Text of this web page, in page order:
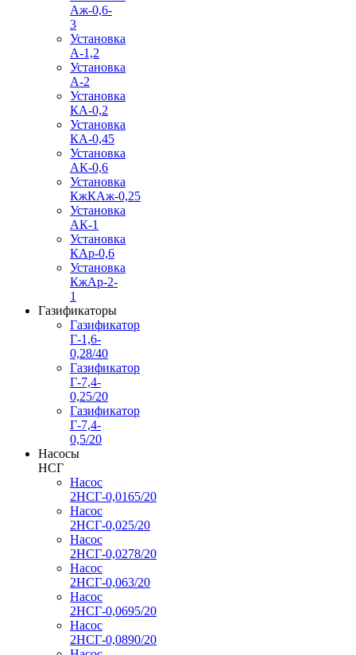
Аж-0,6-
3
Установка
А-1,2
Установка
А-2
Установка
КА-0,2
Установка
КА-0,45
Установка
АК-0,6
Установка
КжКАж-0,25
Установка
АК-1
Установка
КАр-0,6
Установка
КжАр-2-
1
Газификаторы
Газификатор
Г-1,6-
0,28/40
Газификатор
Г-7,4-
0,25/20
Газификатор
Г-7,4-
0,5/20
Насосы
НСГ
Насос
2НСГ-0,0165/20
Насос
2НСГ-0,025/20
Насос
2НСГ-0,0278/20
Насос
2НСГ-0,063/20
Насос
2НСГ-0,0695/20
Насос
2НСГ-0,0890/20